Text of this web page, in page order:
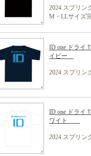
2024 スプリン
M・LLサイズ
ID one ドライ
イビー
2024 スプリン
ID one ドライ
ワイト
2024 スプリン